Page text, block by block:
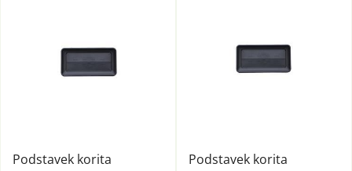
Podstavek korita
Podstavek korita